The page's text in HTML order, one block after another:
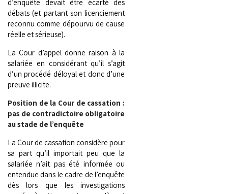
d’enquête devait être écarté des
débats (et partant son licenciement
reconnu comme dépourvu de cause
réelle et sérieuse).
La Cour d’appel donne raison à la
salariée en considérant qu’il s’agit
d’un procédé déloyal et donc d’une
preuve illicite.
Position de la Cour de cassation :
pas de contradictoire obligatoire
au stade de l’enquête
La Cour de cassation considère pour
sa part qu’il importait peu que la
salariée n’ait pas été informée ou
entendue dans le cadre de l’enquête
dès lors que les investigations